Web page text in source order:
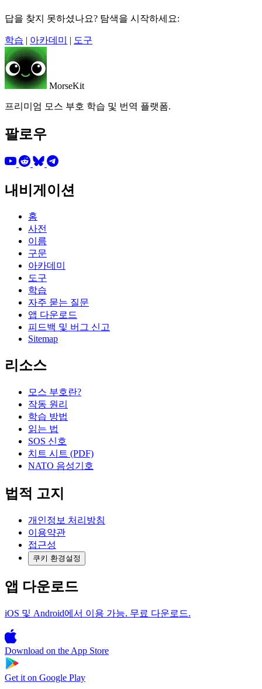
답을 찾지 못하셨나요? 탐색을 시작하세요:
학습 | 아카데미 | 도구
MorseKit
프리미엄 모스 부호 학습 및 번역 플랫폼.
팔로우
내비게이션
홈
사전
이름
구문
아카데미
도구
학습
자주 묻는 질문
앱 다운로드
피드백 및 버그 신고
Sitemap
리소스
모스 부호란?
작동 원리
학습 방법
읽는 법
SOS 신호
치트 시트 (PDF)
NATO 음성기호
법적 고지
개인정보 처리방침
이용약관
접근성
쿠키 환경설정
앱 다운로드
iOS 및 Android에서 이용 가능. 무료 다운로드.
Download on the App Store
Get it on Google Play